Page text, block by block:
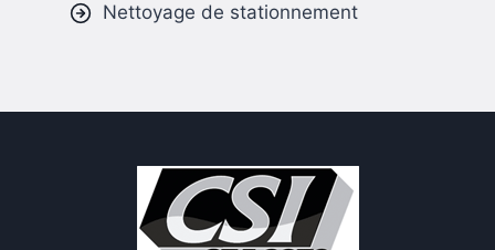
Nettoyage de stationnement